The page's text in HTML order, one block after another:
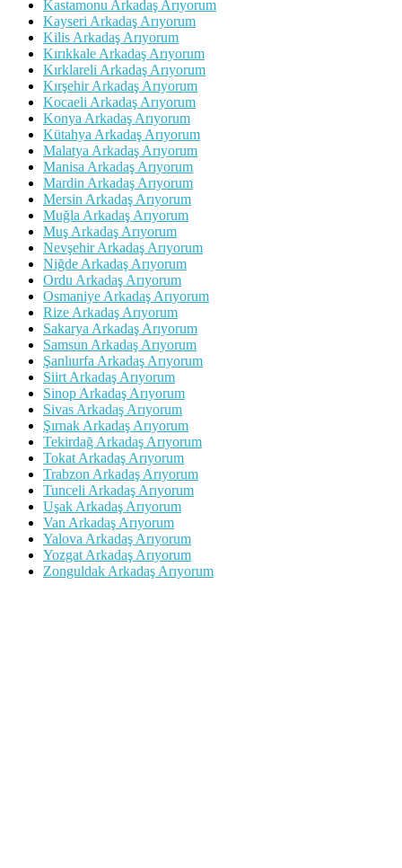
Kastamonu Arkadaş Arıyorum
Kayseri Arkadaş Arıyorum
Kilis Arkadaş Arıyorum
Kırıkkale Arkadaş Arıyorum
Kırklareli Arkadaş Arıyorum
Kırşehir Arkadaş Arıyorum
Kocaeli Arkadaş Arıyorum
Konya Arkadaş Arıyorum
Kütahya Arkadaş Arıyorum
Malatya Arkadaş Arıyorum
Manisa Arkadaş Arıyorum
Mardin Arkadaş Arıyorum
Mersin Arkadaş Arıyorum
Muğla Arkadaş Arıyorum
Muş Arkadaş Arıyorum
Nevşehir Arkadaş Arıyorum
Niğde Arkadaş Arıyorum
Ordu Arkadaş Arıyorum
Osmaniye Arkadaş Arıyorum
Rize Arkadaş Arıyorum
Sakarya Arkadaş Arıyorum
Samsun Arkadaş Arıyorum
Şanlıurfa Arkadaş Arıyorum
Siirt Arkadaş Arıyorum
Sinop Arkadaş Arıyorum
Sivas Arkadaş Arıyorum
Şırnak Arkadaş Arıyorum
Tekirdağ Arkadaş Arıyorum
Tokat Arkadaş Arıyorum
Trabzon Arkadaş Arıyorum
Tunceli Arkadaş Arıyorum
Uşak Arkadaş Arıyorum
Van Arkadaş Arıyorum
Yalova Arkadaş Arıyorum
Yozgat Arkadaş Arıyorum
Zonguldak Arkadaş Arıyorum